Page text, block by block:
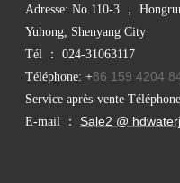
Adresse: No.110-3 ，
Yuhong, Shenyang City
Tél ： 024-31063117
Téléphone: +86 159 4204
Service après-vente
E-mail ： Sale2 @